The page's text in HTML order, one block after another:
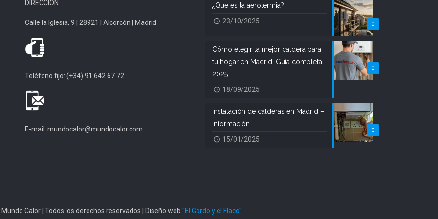
DIRECCIÓN
Calle la Iglesia, 9 | 28921 | Alcorcón | Madrid
Teléfono fijo: (+34) 91 642 67 72
E-mail: mundocalor@mundocalor.com
0
¿Que es la aerotermia?
23/10/2025
0
Cómo elegir la mejor caldera para
tu hogar en Madrid: Guía completa
2025
18/09/2025
0
Instalación de calderas en Madrid –
Información
15/01/2025
Calor | Todos los derechos reservados | Diseño web"El Gordo y el Flaco"